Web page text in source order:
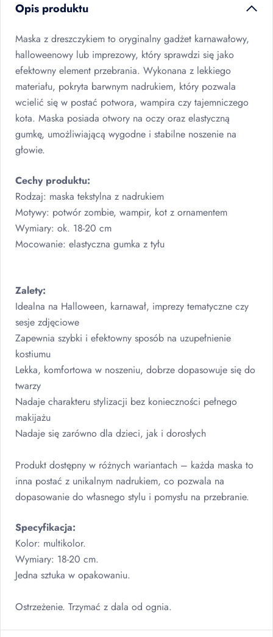
Opis produktu
Maska z dreszczykiem to oryginalny gadżet karnawałowy,
halloweenowy lub imprezowy, który sprawdzi się jako
efektowny element przebrania. Wykonana z lekkiego
materiału, pokryta barwnym nadrukiem, który pozwala
wcielić się w postać potwora, wampira czy tajemniczego
kota. Maska posiada otwory na oczy oraz elastyczną
gumkę, umożliwiającą wygodne i stabilne noszenie na
głowie.
Cechy produktu:
Rodzaj: maska tekstylna z nadrukiem
Motywy: potwór zombie, wampir, kot z ornamentem
Wymiary: ok. 18-20 cm
Mocowanie: elastyczna gumka z tyłu
Zalety:
Idealna na Halloween, karnawał, imprezy tematyczne czy
sesje zdjęciowe
Zapewnia szybki i efektowny sposób na uzupełnienie
kostiumu
Lekka, komfortowa w noszeniu, dobrze dopasowuje się do
twarzy
Nadaje charakteru stylizacji bez konieczności pełnego
makijażu
Nadaje się zarówno dla dzieci, jak i dorosłych
Produkt dostępny w różnych wariantach – każda maska to
inna postać z unikalnym nadrukiem, co pozwala na
dopasowanie do własnego stylu i pomysłu na przebranie.
Specyfikacja:
Kolor: multikolor.
Wymiary: 18-20 cm.
Jedna sztuka w opakowaniu.
Ostrzeżenie. Trzymać z dala od ognia.